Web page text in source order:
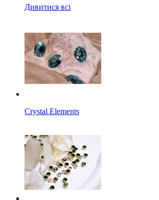
Дивитися всі
Crystal Elements